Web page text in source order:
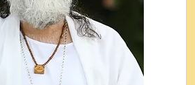
हथ रख द!.mp3
प्रीत, यूहीं दिन बीतते जाते हैं ।
- Swami Gyananand Ji